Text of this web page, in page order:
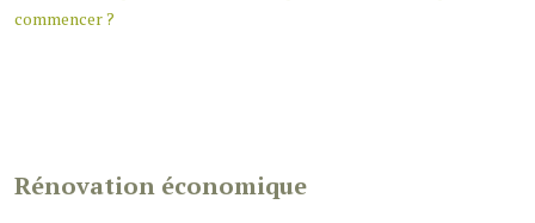
commencer ?
Rénovation économique